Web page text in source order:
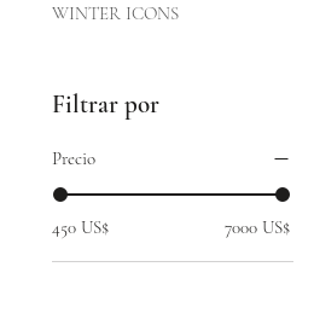
WINTER ICONS
Filtrar por
Precio
450 US$ 7000 US$